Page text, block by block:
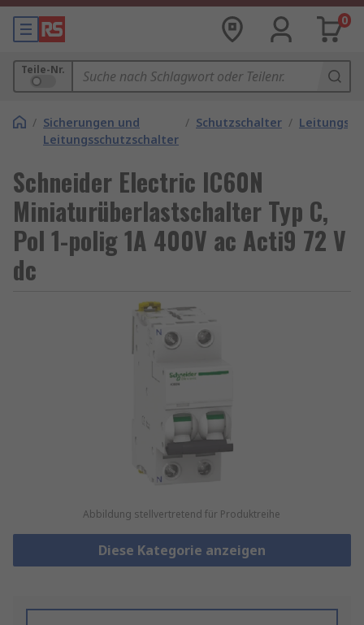
0
Teile-Nr.
/ Sicherungen und
Leitungsschutzschalter
/ Schutzschalter /
Schneider Electric IC60N
Miniaturüberlastschalter Typ C,
Pol 1-polig 1A 400V ac Acti9 72 V
dc
Abbildung stellvertretend für Produktreihe
Diese Kategorie anzeigen